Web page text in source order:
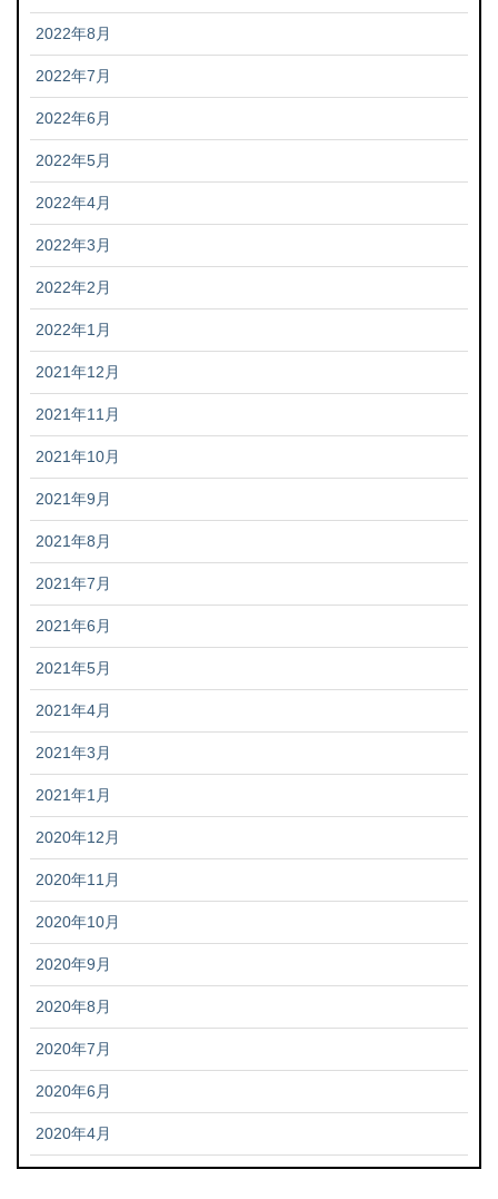
2022年8月
2022年7月
2022年6月
2022年5月
2022年4月
2022年3月
2022年2月
2022年1月
2021年12月
2021年11月
2021年10月
2021年9月
2021年8月
2021年7月
2021年6月
2021年5月
2021年4月
2021年3月
2021年1月
2020年12月
2020年11月
2020年10月
2020年9月
2020年8月
2020年7月
2020年6月
2020年4月